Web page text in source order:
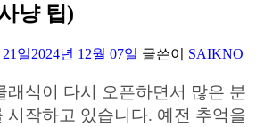
냥 팁)
일2024년 12월 07일 글쓴이 SAIKNO
래식이 다시 오픈하면서 많은 분
시작하고 있습니다. 예전 추억을